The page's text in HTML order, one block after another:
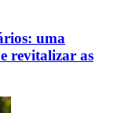
uma
revitalizar as